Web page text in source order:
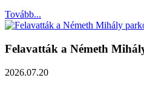
Tovább...
Felavatták a Németh
2026.07.20